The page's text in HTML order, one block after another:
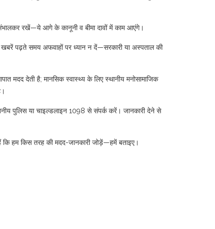
संभालकर रखें—ये आगे के कानूनी व बीमा दावों में काम आएंगे।
खबरें पढ़ते समय अफवाहों पर ध्यान न दें—सरकारी या अस्पताल की
मदद देती है; मानसिक स्वास्थ्य के लिए स्थानीय मनोसामाजिक
पुलिस या चाइल्डलाइन 1098 से संपर्क करें। जानकारी देने से
हम किस तरह की मदद-जानकारी जोड़ें—हमें बताइए।